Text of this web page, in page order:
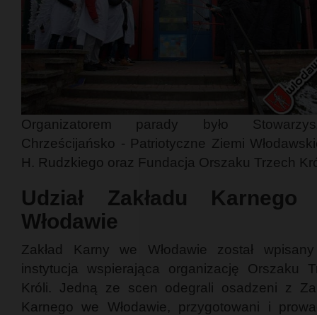
Organizatorem parady było
Chrześcijańsko - Patriotyczne Ziemi
H. Rudzkiego oraz Fundacja Orszaku Trzech
Udział Zakładu Karnego
Włodawie
Zakład Karny we Włodawie został
instytucja wspierająca organizację Orszaku
Króli. Jedną ze scen odegrali osadzeni z
Karnego we Włodawie, przygotowani i